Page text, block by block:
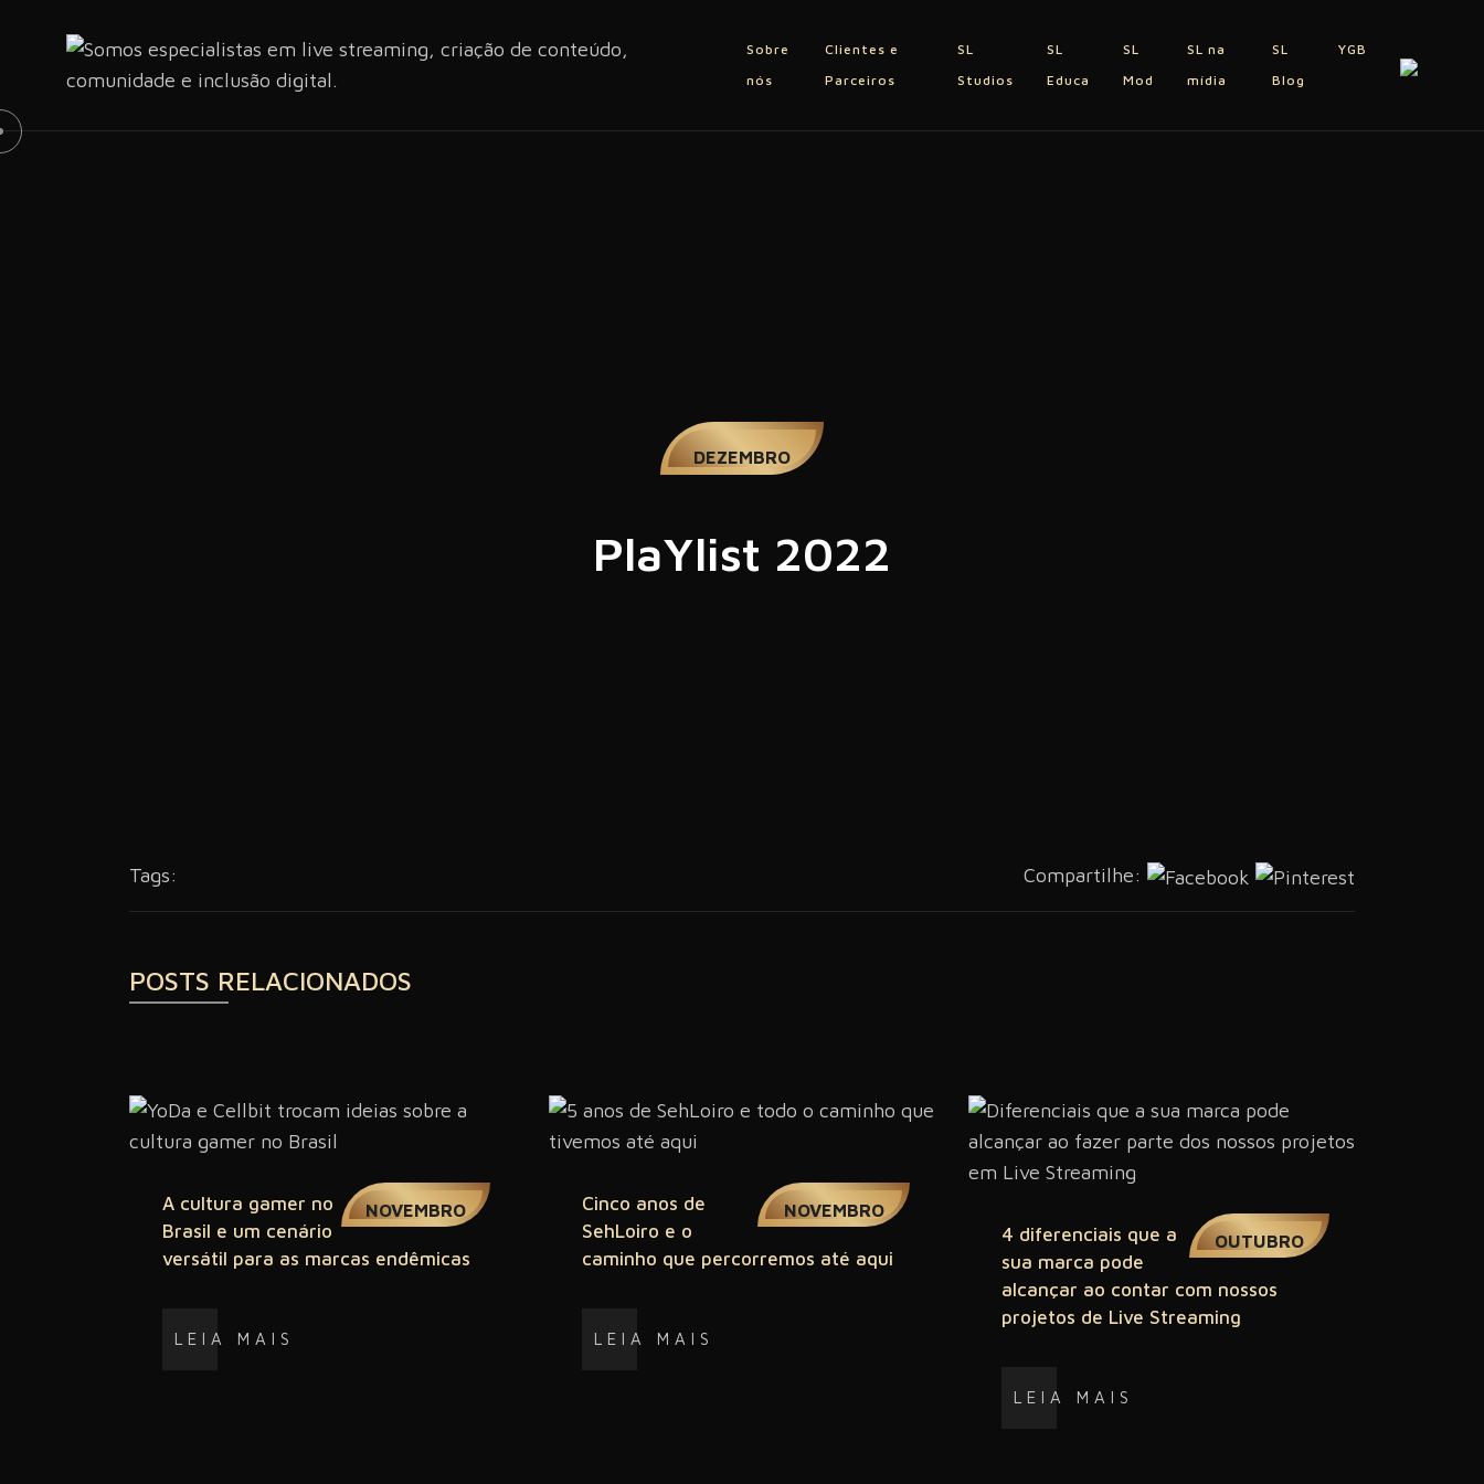
Sobre
nós
Clientes e
Parceiros
SL
Studios
SL
Educa
SL
Mod
SL na
mídia
SL
Blog
YGB
DEZEMBRO
PlaYlist 2022
Tags: Compartilhe:
POSTS RELACIONADOS
NOVEMBRO
A cultura gamer no
Brasil e um cenário
versátil para as marcas endêmicas
LEIA MAIS
NOVEMBRO
Cinco anos de
SehLoiro e o
caminho que percorremos até aqui
LEIA MAIS
OUTUBRO
4 diferenciais que a
sua marca pode
alcançar ao contar com nossos
projetos de Live Streaming
LEIA MAIS